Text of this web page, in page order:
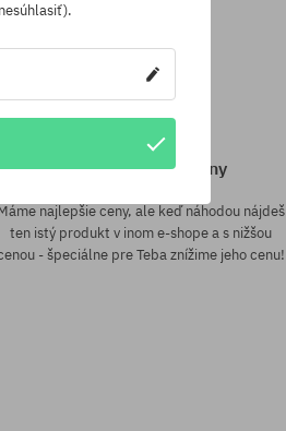
Záruka najnižšej ceny
najlepšie ceny, ale keď náhodou nájdeš
ten istý produkt v inom e-shope a s nižšou
- špeciálne pre Teba znížime jeho cenu!